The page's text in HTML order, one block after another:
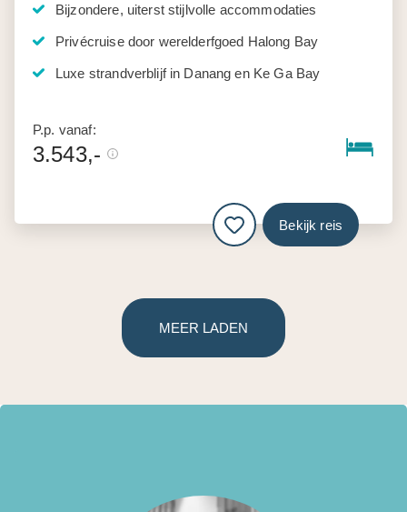
Bijzondere, uiterst stijlvolle accommodaties
Privécruise door werelderfgoed Halong Bay
Luxe strandverblijf in Danang en Ke Ga Bay
P.p. vanaf:
3.543,-
Bekijk reis
MEER LADEN